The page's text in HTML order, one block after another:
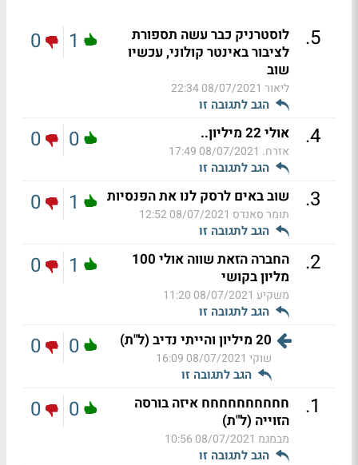
5
.
לוסטרניק כבר עשה תספורת
לציבור באינטר קולוני, עכשיו
שוב
ליאור 08/07/2021 22:34
הגב לתגובה זו
1
0
4
. אולי 22 מיליון..
אזרח. 08/07/2021 17:49
הגב לתגובה זו
0
0
3
. שוב באים לרסק לנו את הפנסיות
תומר סאנדס 08/07/2021 12:52
הגב לתגובה זו
1
0
2
.
החברה הזאת שווה אולי 100
מליון בקושי
משקיע 08/07/2021 11:20
הגב לתגובה זו
1
0
20 מיליון והייתי נדיב (ל"ת)
שוקי 08/07/2021 16:09
הגב לתגובה זו
0
0
1
.
חחחחחחחחחח איזה בורסה
הזוייה (ל"ת)
מבמגמ 08/07/2021 10:56
הגב לתגובה זו
0
0